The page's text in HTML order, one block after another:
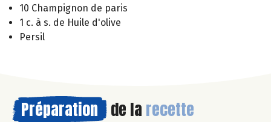
10 Champignon de paris
1 c. à s. de Huile d'olive
Persil
Préparation de la recette